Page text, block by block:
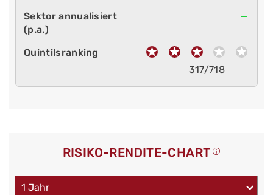
—
317/718
RISIKO-RENDITE-CHART